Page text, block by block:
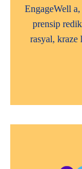
EngageWell
prensip
rasyal, kraze